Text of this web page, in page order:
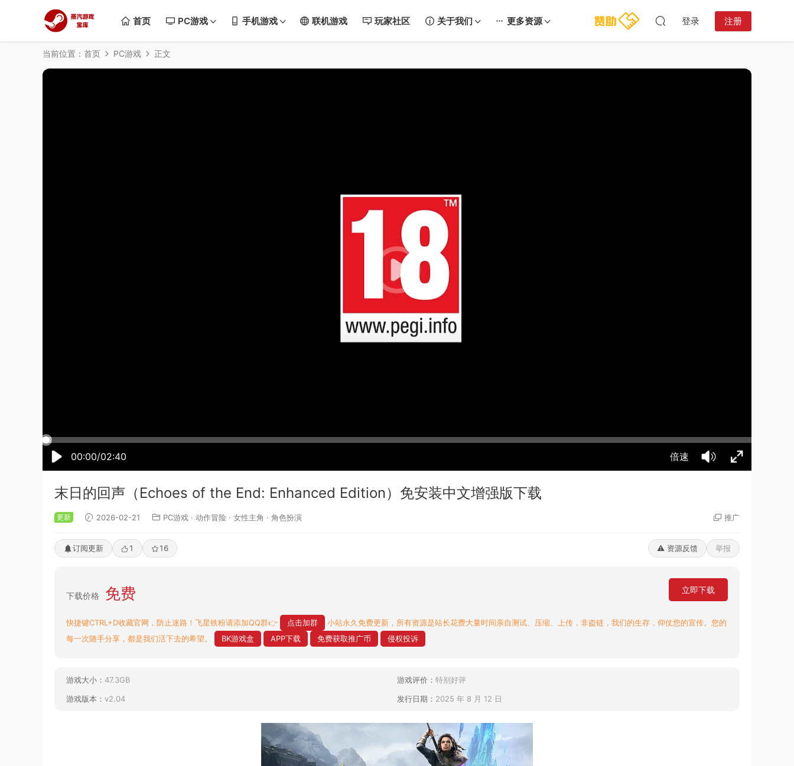
首页 PC游戏 手机游戏 联机游戏 玩家社区 关于我们 更多资源 登录 注册
当前位置： 首页 PC游戏 正文
00:00/02:40 倍速
50% 75% 100%
末日的回声（Echoes of the End: Enhanced Edition）免安装中文增强版下载
更新 2026-02-21 PC游戏 · 动作冒险 · 女性主角 · 角色扮演 推广
订阅更新 1 16 ⚠️ 资源反馈 举报
下载价格 免费 立即下载
快捷键CTRL+D收藏官网，防止迷路！飞星铁粉请添加QQ群👉 点击加群
小站永久免费更新，所有资源是站长花费大量时间亲自测试、压缩、上传，非盗链，我们的生存，仰仗您的宣传。您的
每一次随手分享，都是我们活下去的希望。
BK游戏盒 APP下载 免费获取推广币 侵权投诉
游戏大小： 47.3GB 游戏评价： 特别好评
游戏版本： v2.04 发行日期： 2025 年 8 月 12 日